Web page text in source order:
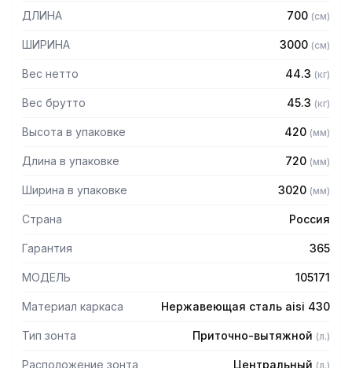
оборудование формирует микроклимат в помещении и
защищает сотрудников горячего цеха.
— Бескаркасный
0,8мм
— Поставляется в собранном виде
ДЛИНА 700 (см)
ШИРИНА 3000 (см)
Вес нетто 44.3 (кг)
Вес брутто 45.3 (кг)
Высота в упаковке 420 (мм)
Длина в упаковке 720 (мм)
Ширина в упаковке 3020 (мм)
Страна Россия
Гарантия 365
МОДЕЛЬ 105171
Материал каркаса Нержавеющая сталь aisi 430
Тип зонта Приточно-вытяжной (л.)
Расположение зонта Центральный (л.)